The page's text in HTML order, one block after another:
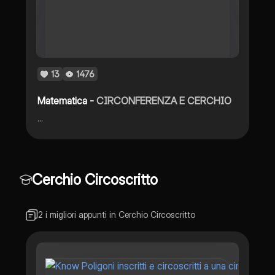
13 1476
Matematica -CIRCONFERENZA E CERCHIO
...
Cerchio Circoscritto
2 i migliori appunti in Cerchio Circoscritto